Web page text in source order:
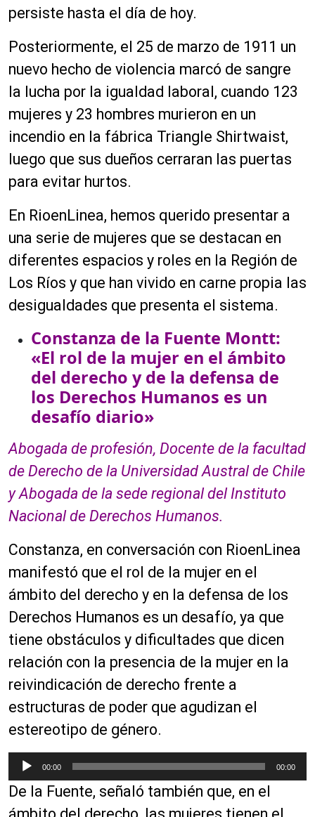
persiste hasta el día de hoy.
Posteriormente, el 25 de marzo de 1911 un
nuevo hecho de violencia marcó de sangre
la lucha por la igualdad laboral, cuando 123
mujeres y 23 hombres murieron en un
incendio en la fábrica Triangle Shirtwaist,
luego que sus dueños cerraran las puertas
para evitar hurtos.
En RioenLinea, hemos querido presentar a
una serie de mujeres que se destacan en
diferentes espacios y roles en la Región de
Los Ríos y que han vivido en carne propia las
desigualdades que presenta el sistema.
Constanza de la Fuente Montt:
«El rol de la mujer en el ámbito
del derecho y de la defensa de
los Derechos Humanos es un
desafío diario»
Abogada de profesión, Docente de la facultad
de Derecho de la Universidad Austral de Chile
y Abogada de la sede regional del Instituto
Nacional de Derechos Humanos.
Constanza, en conversación con RioenLinea
manifestó que el rol de la mujer en el
ámbito del derecho y en la defensa de los
Derechos Humanos es un desafío, ya que
tiene obstáculos y dificultades que dicen
relación con la presencia de la mujer en la
reivindicación de derecho frente a
estructuras de poder que agudizan el
estereotipo de género.
e
p
r
00:00 00:00
De la Fuente, señaló también que, en el